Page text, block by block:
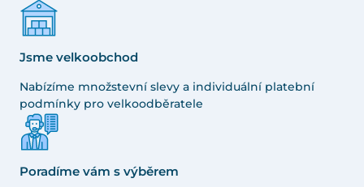
Jsme velkoobchod
Nabízíme množstevní slevy a individuální platební
podmínky pro velkoodběratele
Poradíme vám s výběrem